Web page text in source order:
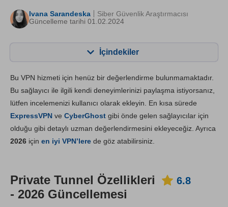
Ivana Sarandeska
Güncelleme tarihi 01.02.2024
Siber Güvenlik Araştırmacısı
İçindekiler
Önemli Özellikler 6.8
Kurulum ve Uygulamalar 7.0
Güvenilirlik & Destek 7.0
Bu VPN hizmeti için henüz bir değerlendirme bulunmamaktadır.
Bu sağlayıcı ile ilgili kendi deneyimlerinizi paylaşma istiyorsanız,
lütfen incelemenizi kullanıcı olarak ekleyin. En kısa sürede
ExpressVPN ve CyberGhost gibi önde gelen sağlayıcılar için
olduğu gibi detaylı uzman değerlendirmesini ekleyeceğiz. Ayrıca
2026 için en iyi VPN’lere de göz atabilirsiniz.
Private Tunnel Özellikleri
- 2026 Güncellemesi
6.8